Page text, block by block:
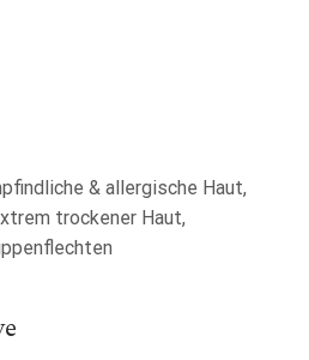
& allergische Haut,
trockener Haut,